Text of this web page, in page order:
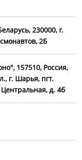
230000, г.
2Б
157510, Россия,
г. Шарья, пгт.
д. 4б